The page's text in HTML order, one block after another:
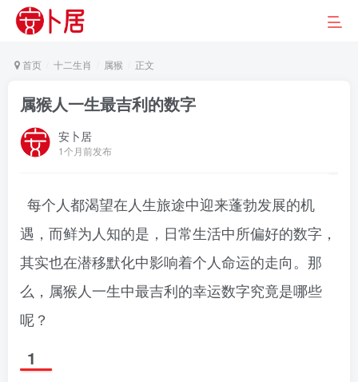
首页 十二生肖 属猴 正文
属猴人一生最吉利的数字
安卜居
1个月前发布
每个人都渴望在人生旅途中迎来蓬勃发展的机
遇，而鲜为人知的是，日常生活中所偏好的数字，
其实也在潜移默化中影响着个人命运的走向。那
么，属猴人一生中最吉利的幸运数字究竟是哪些
呢？
1